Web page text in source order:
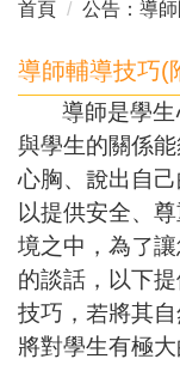
區
首頁 公告：導
導師輔導技巧(
導師是學
與學生的關係
心胸、說出自
以提供安全、
境之中，為了
的談話，以下
技巧，若將其
將對學生有極